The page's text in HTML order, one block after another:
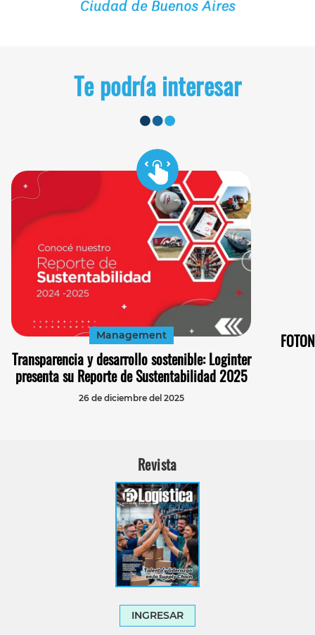
Te podría interesar
Management
Transparencia y desarrollo sostenible: Loginter
presenta su Reporte de Sustentabilidad 2025
26 de diciembre del 2025
Revista
INGRESAR